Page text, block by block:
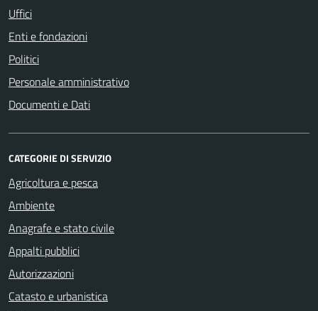
Uffici
Enti e fondazioni
Politici
Personale amministrativo
Documenti e Dati
CATEGORIE DI SERVIZIO
Agricoltura e pesca
Ambiente
Anagrafe e stato civile
Appalti pubblici
Autorizzazioni
Catasto e urbanistica